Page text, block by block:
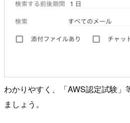
わかりやすく、「AWS認定試験」
ましょう。